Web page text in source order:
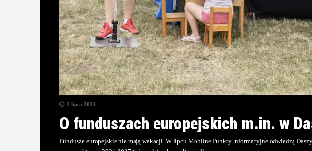
2 lipca 2024
O funduszach europejskich m.in. w
Fundusze europejskie nie mają wakacji. W lipcu Mobilne Punkty Informacyjne odwiedzą